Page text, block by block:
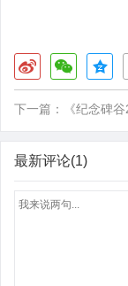
下一篇： 《纪念碑
最新评论(1)